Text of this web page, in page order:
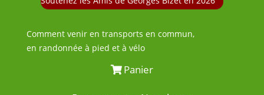
Comment venir en transports en commun,
en randonnée à pied et à vélo
Panier